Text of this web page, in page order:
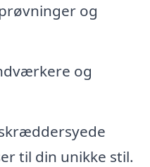
og
og
til din unikke stil.